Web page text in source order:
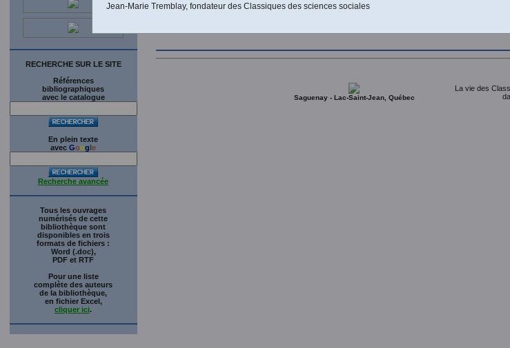
RECHERCHE SUR LE SITE
Références
bibliographiques
avec le catalogue
En plein texte
avec Google
Recherche avancée
Tous les ouvrages
numérisés de cette
bibliothèque sont
disponibles en trois
formats de fichiers :
Word (.doc),
PDF et RTF
Pour une liste
complète des auteurs
de la bibliothèque,
en fichier Excel,
cliquer ici.
Saguenay - Lac-Saint-Jean, Québec
La vie des
Jean-Marie Tremblay, fondateur des Classiques des sciences sociales